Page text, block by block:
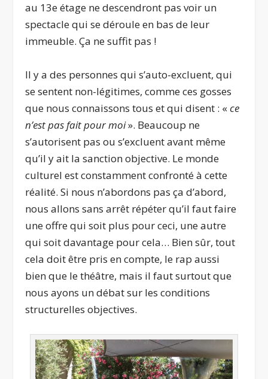
au 13e étage ne descendront pas voir un
spectacle qui se déroule en bas de leur
immeuble. Ça ne suffit pas !
Il y a des personnes qui s’auto-excluent, qui
se sentent non-légitimes, comme ces gosses
que nous connaissons tous et qui disent : « ce
n’est pas fait pour moi». Beaucoup ne
s’autorisent pas ou s’excluent avant même
qu’il y ait la sanction objective. Le monde
culturel est constamment confronté à cette
réalité. Si nous n’abordons pas ça d’abord,
nous allons sans arrêt répéter qu’il faut faire
une offre qui soit plus pour ceci, une autre
qui soit davantage pour cela… Bien sûr, tout
cela doit être pris en compte, le rap aussi
bien que le théâtre, mais il faut surtout que
nous ayons un débat sur les conditions
structurelles objectives.